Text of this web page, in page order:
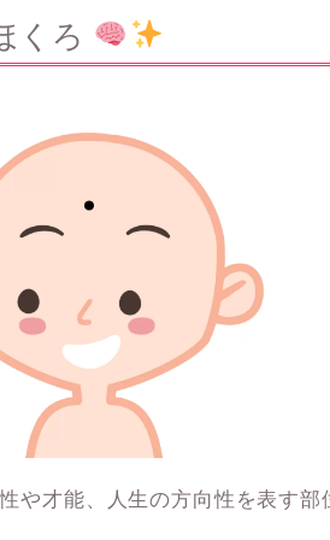
くろ
や才能、人生の方向性を表す部